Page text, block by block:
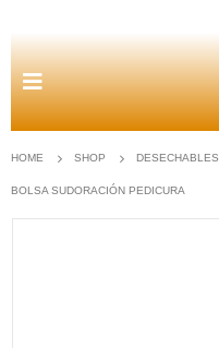
HOME SHOP DESECHABLES
BOLSA SUDORACIÓN PEDICURA